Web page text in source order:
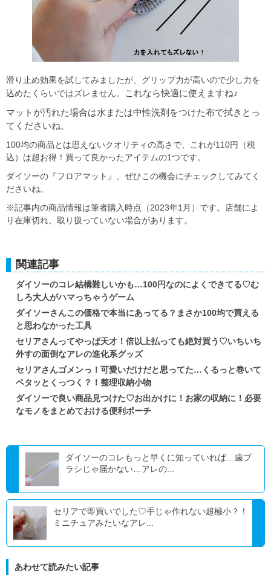
滑り止め効果を試してみましたが、グリップ力が高いので少し力を
込めたくらいではズレません。
これなら快適に使えますね♪
マットが汚れた場合は水または中性洗剤をつけた布で拭きとっ
てくださいね。
100均の商品とは思えないクオリティの高さで、これが110円（税
込）は超お得！買って良かったアイテムの1つです。
ダイソーの『フロアマット』、ぜひこの機会にチェックしてみてく
ださいね。
※記事内の商品情報は筆者購入時点（2023年1月）です。店舗によ
り在庫切れ、取り扱っていない場合があります。
関連記事
ダイソーのコレ結構難しいかも…100円なのによくできてる♡む
しろ大人がハマっちゃうゲーム
ダイソーさんこの価格で本当にあってる？まさか100均で買える
と思わなかった工具
セリアさんってやっぱ天才！倍以上払っても絶対買う♡いちいち
外すの面倒なアレの進化系グッズ
セリアさんゴメンっ！可愛いだけだと思ってた…くるっと巻いて
ペタッとくっつく？！整理収納小物
ダイソーで良い商品見つけた♡お出かけに！お家の収納に！必要
なモノをまとめておける便利ポーチ
ダイソーのコレもっと早くに知っていれば…歯ブ
ラシじゃ届かない…アレの...
セリアで即買いでした♡手じゃ作れない超極小？！
ミニチュアみたいなアレ...
あわせて読みたい記事